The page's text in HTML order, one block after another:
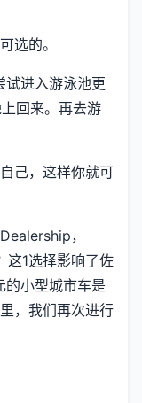
选的。
试进入游泳池更
回来。再去游
己，这样你就可
，
这1选择影响了佐
的小型城市车是
，我们再次进行